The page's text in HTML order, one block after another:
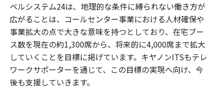
ベルシステム24は、地理的な条件に縛られない働き方が
広がることは、コールセンター事業における人材確保や
事業拡大の点で大きな意味を持つとしており、在宅ブー
ス数を現在の約1,300席から、将来的に4,000席まで拡大
していくことを目標に掲げています。キヤノンITSもテレ
ワークサポーターを通じて、この目標の実現へ向け、今
後も支援していきます。